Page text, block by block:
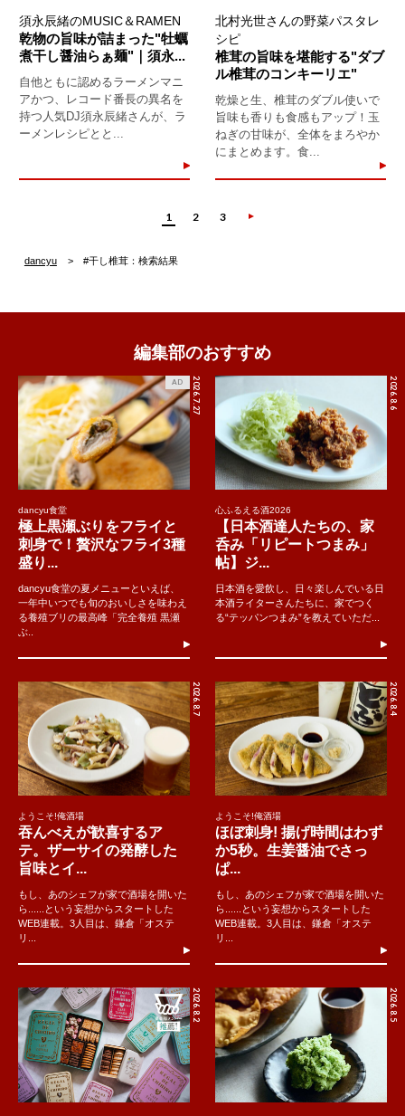
須永辰緒のMUSIC＆RAMEN
乾物の旨味が詰まった"牡蠣
煮干し醤油らぁ麺"｜須永...
自他ともに認めるラーメンマニ
アかつ、レコード番長の異名を
持つ人気DJ須永辰緒さんが、ラ
ーメンレシピとと...
北村光世さんの野菜パスタレ
シピ
椎茸の旨味を堪能する"ダブ
ル椎茸のコンキーリエ"
乾燥と生、椎茸のダブル使いで
旨味も香りも食感もアップ！玉
ねぎの甘味が、全体をまろやか
にまとめます。食...
1 2 3
dancyu #干し椎茸：検索結果
編集部のおすすめ
2026.7.27
AD
dancyu食堂
極上黒瀬ぶりをフライと
刺身で！贅沢なフライ3種
盛り...
dancyu食堂の夏メニューといえば、
一年中いつでも旬のおいしさを味わえ
る養殖ブリの最高峰「完全養殖 黒瀬
ぶ..
2026.8.6
心ふるえる酒2026
【日本酒達人たちの、家
呑み「リピートつまみ」
帖】ジ...
日本酒を愛飲し、日々楽しんでいる日
本酒ライターさんたちに、家でつく
る“テッパンつまみ”を教えていただ...
2026.8.7
ようこそ!俺酒場
吞んべえが歓喜するア
テ。ザーサイの発酵した
旨味とイ...
もし、あのシェフが家で酒場を開いた
ら......という妄想からスタートした
WEB連載。3人目は、鎌倉「オステ
リ...
2026.8.4
ようこそ!俺酒場
ほぼ刺身! 揚げ時間はわず
か5秒。生姜醤油でさっ
ぱ...
もし、あのシェフが家で酒場を開いた
ら......という妄想からスタートした
WEB連載。3人目は、鎌倉「オステ
リ...
2026.8.2 2026.8.5